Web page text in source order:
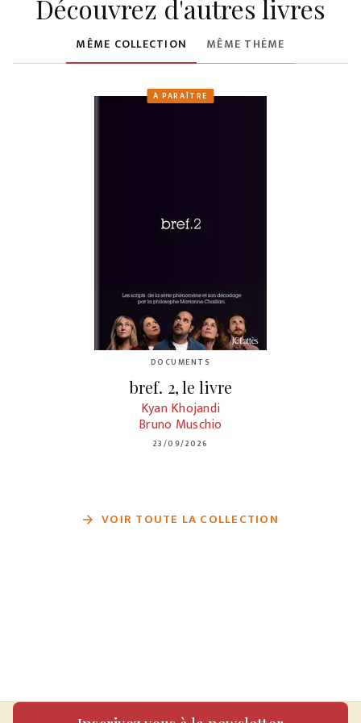
Découvrez d'autres livres
MÊME COLLECTION MÊME THÈME
À PARAÎTRE
DOCUMENTS
bref. 2, le livre
Kyan Khojandi
Bruno Muschio
23/09/2026
arrow_forward VOIR TOUTE LA COLLECTION